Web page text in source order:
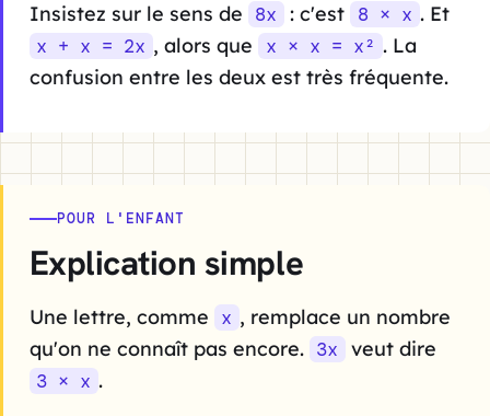
Insistez sur le sens de 8x : c'est 8 × x . Et
x + x = 2x , alors que x × x = x² . La
confusion entre les deux est très fréquente.
POUR L'ENFANT
Explication simple
Une lettre, comme x , remplace un nombre
qu'on ne connaît pas encore. 3x veut dire
3 × x .